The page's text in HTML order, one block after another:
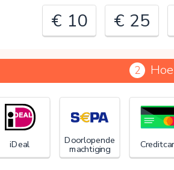
€ 10 € 25
€
2
iDeal Doorlopende
machtiging